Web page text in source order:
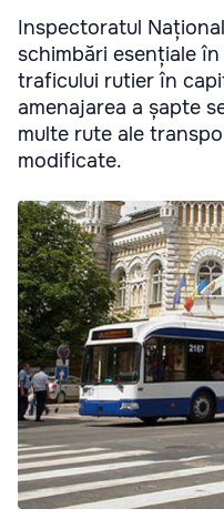
Inspectoratul
schimbări esențiale
traficului rutier în
amenajarea a șapte
multe rute ale
modificate.